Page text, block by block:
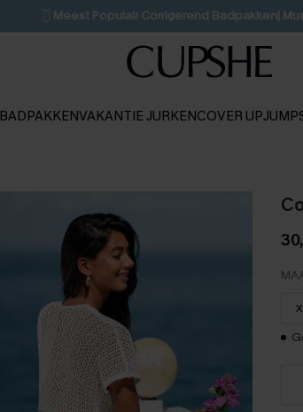
💌Abonneer je & ontvang tot 15%
Koop 3, krijg 15% korting | CODE: SW15
BADPAKKENVAKANTIE JURKENCOVER UP